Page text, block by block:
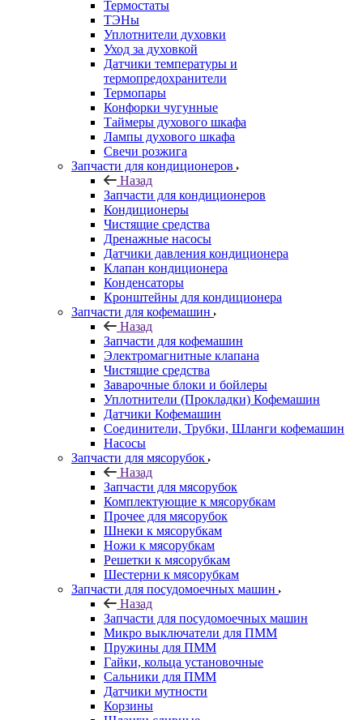
Термостаты
ТЭНы
Уплотнители духовки
Уход за духовкой
Датчики температуры и
термопредохранители
Термопары
Конфорки чугунные
Таймеры духового шкафа
Лампы духового шкафа
Свечи розжига
Запчасти для кондиционеров
Назад
Запчасти для кондиционеров
Кондиционеры
Чистящие средства
Дренажные насосы
Датчики давления кондиционера
Клапан кондиционера
Конденсаторы
Кронштейны для кондиционера
Запчасти для кофемашин
Назад
Запчасти для кофемашин
Электромагнитные клапана
Чистящие средства
Заварочные блоки и бойлеры
Уплотнители (Прокладки) Кофемашин
Датчики Кофемашин
Соединители, Трубки, Шланги кофемашин
Насосы
Запчасти для мясорубок
Назад
Запчасти для мясорубок
Комплектующие к мясорубкам
Прочее для мясорубок
Шнеки к мясорубкам
Ножи к мясорубкам
Решетки к мясорубкам
Шестерни к мясорубкам
Запчасти для посудомоечных машин
Назад
Запчасти для посудомоечных машин
Микро выключатели для ПММ
Пружины для ПММ
Гайки, кольца установочные
Сальники для ПММ
Датчики мутности
Корзины